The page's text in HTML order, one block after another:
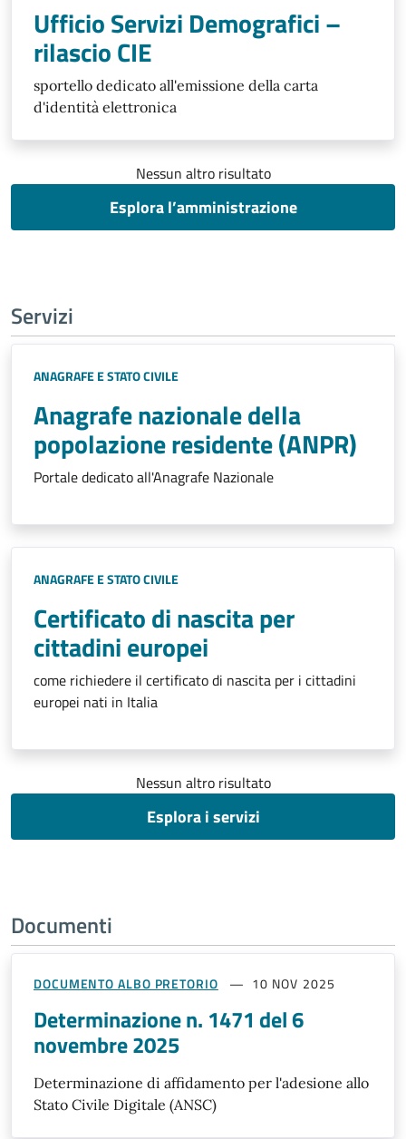
Ufficio Servizi Demografici –
rilascio CIE
sportello dedicato all'emissione della carta
d'identità elettronica
Nessun altro risultato
Esplora l’amministrazione
Servizi
ANAGRAFE E STATO CIVILE
Anagrafe nazionale della
popolazione residente (ANPR)
Portale dedicato all'Anagrafe Nazionale
ANAGRAFE E STATO CIVILE
Certificato di nascita per
cittadini europei
come richiedere il certificato di nascita per i cittadini
europei nati in Italia
Nessun altro risultato
Esplora i servizi
Documenti
DOCUMENTO ALBO PRETORIO 10 NOV 2025
Determinazione n. 1471 del 6
novembre 2025
Determinazione di affidamento per l'adesione allo
Stato Civile Digitale (ANSC)